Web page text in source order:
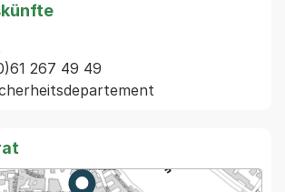
267 49 49